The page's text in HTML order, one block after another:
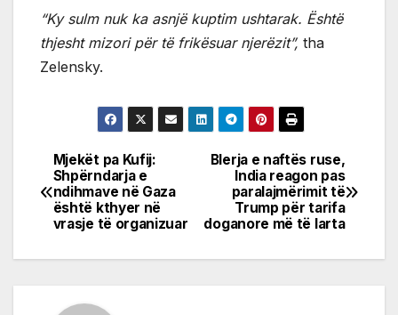
“Ky sulm nuk ka asnjë kuptim ushtarak. Është
thjesht mizori për të frikësuar njerëzit”, tha
Zelensky.
Post
navigation
Blerja e naftës ruse,
India reagon pas
paralajmërimit të
Trump për tarifa
doganore më të larta
Mjekët pa Kufij:
Shpërndarja e
ndihmave në Gaza
është kthyer në
vrasje të organizuar